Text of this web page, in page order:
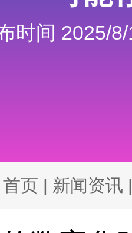
时间 2025/
首页 | 新闻资讯 |